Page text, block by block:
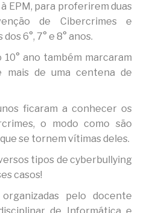
EPM, para proferirem duas
de Cibercrimes e
6°, 7° e 8° anos.
10° ano também marcaram
mais de uma centena de
ficaram a conhecer os
o modo como são
se tornem vítimas deles.
tipos de cyberbullying
casos!
pelo docente